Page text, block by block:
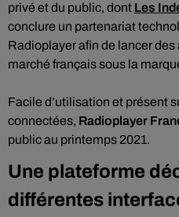
privé et du public, dont Les
conclure un partenariat
Radioplayer afin de lancer
marché français sous la
Facile d’utilisation et présent
connectées, Radioplayer
public au printemps 2021.
Une plateforme
différentes